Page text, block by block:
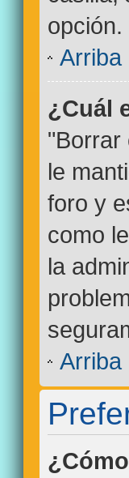
opción.
Arriba
¿Cuál
"Borrar
le
foro y
como
la
Arriba